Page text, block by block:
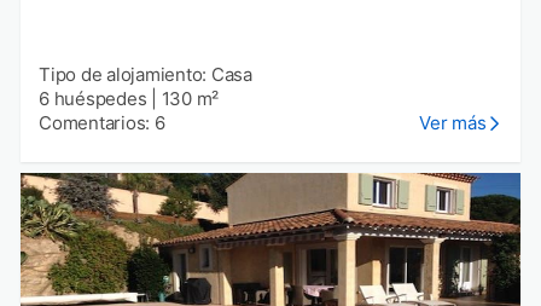
Tipo de alojamiento: Casa
6 huéspedes
130 m²
Comentarios: 6
Ver más